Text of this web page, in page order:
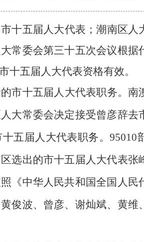
十五届人大代表；潮南区人
常委会第三十五次会议根据
十五届人大代表资格有效。
市十五届人大代表职务。南
大常委会决定接受曾彦辞去
五届人大代表职务。95010
选出的市十五届人大代表张
《中华人民共和国全国人民
俊波、曾彦、谢灿斌、黄维